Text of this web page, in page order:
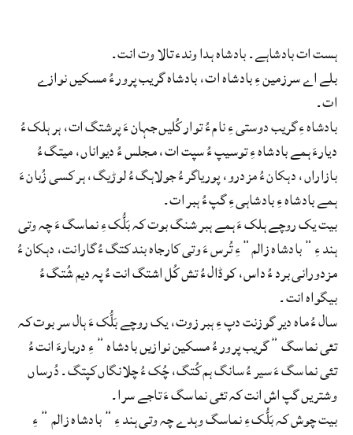
ہست ات بادشاہے۔ بادشاہ ہدا وندء تالا وت انت۔
بلے اے سرزمین ءِ بادشاہ ‌ات، بادشاہ گریب پرور ءُ مسکیں نوازے
ات۔
بادشاہ ءِ گریب دوستی ءِ نام ءُ توار کُلیں جہان ءَ پرشتگ ات، ہر ہلک ءُ
دیارءَ ہمے بادشاہ ءِ توسیپ ءُ سپت ات، مجلس ءُ دیواناں، میتگ ءُ
بازاراں، دہکان ءُ مزدرو، پوریاگر ءُ جولاہگ ءُ لوڑیگ، ہر کسی زُبان ءَ
ہمے بادشاہ ءِ بادشاہی ءِ گپ ءُ ہبر ات۔
بیت یک روچے ہلک ءَ ہمے ہبر شنگ بوت کہ بَلُّک ءِ نماسگ ءَ چہ وتی
ہند ءِ ” بادشاہ زالم” ءِ تُرس ءَ وتی کارجاہ بند کتگ ءُ گارانت، دہکان ءُ
مزدورانی برد ءُ داس، کوڈال ءُ تش کُل اشتگ انت ءُ پہ دیم شُتگ ءُ
بیگواہ انت۔
سال ءُ ماہ دیر گوزنت دپ ءِ ہبر زوت، یک روچے بَلُّک ءَ ہال سر بوت کہ
تئی نماسگ ” گریب پرور ءُ مسکین نوازیں بادشاہ ” ءِ دربارءَ انت ءُ
تئی نماسگ ءَ سیر ءُ سانگ ہم کُتگ، چُک ءُ چلانگاں کپتگ۔ دُرساں
وشتریں گپ اش انت کہ تئی نماسگ ءَ تاجے سرا۔
بیت چوش کہ بَلُّک ءِ نماسگ وہدے چہ وتی ہند ءِ ” بادشاہ زالم ” ءِ